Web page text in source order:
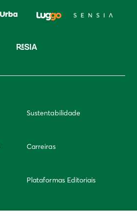
Sustentabilidade
Carreiras
Plataformas Editoriais
Integridade